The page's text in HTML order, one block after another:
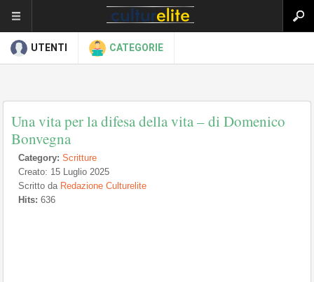
UTENTI CATEGORIE
Una vita per la difesa della vita – di Domenico
Bonvegna
Category: Scritture
Creato: 15 Luglio 2025
Scritto da Redazione Culturelite
Hits: 636